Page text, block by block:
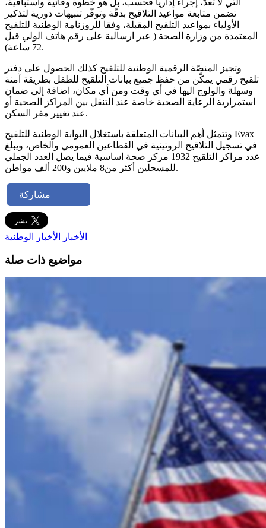
تضمن متابعة مواعيد التلاقيح بدقّة وتوفّر تنبيهات دورية لتذكير
الأولياء بمواعيد التلقيح المقبلة، وفقا للروزنامة الوطنية للتلقيح
المعتمدة من وزارة الصحة ( عبر ارسالية على رقم هاتف الولي قبل
72 ساعة).
وتجيز المنصّة الرقمية الوطنية للتلقيح كذلك الحصول على دفتر
تلقيح رقمي يمكّن من حفظ جميع بيانات التلقيح للطفل بطريقة آمنة
وسهلة والولوج اليها في أي وقت ومن أي مكان، اضافة إلى ضمان
استمرارية الرعاية الصحية خاصة عند التنقل بين المراكز الصحية أو
عند تغيير مقر السكن.
وتتمثل أهم البيانات المتعلقة باستغلال البوابة الوطنية للتلقيح Evax
في تسجيل التلاقيح الروتينية في القطاعين العمومي والخاص، ويبلغ
عدد مراكز التلقيح 1932 مركز صحة اساسية فيما يصل العدد الجملي
للمسجلين أكثر من8 ملايين و200 ألف مواطن.
مشاركة
الأخبار الأخبار الوطنية
مواضيع ذات صلة